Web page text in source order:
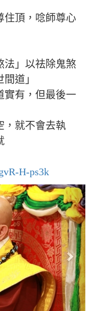
住頂，唸師尊心
法」以祛除鬼煞
道」
實有，但最後一
，就不會去執
H-ps3k